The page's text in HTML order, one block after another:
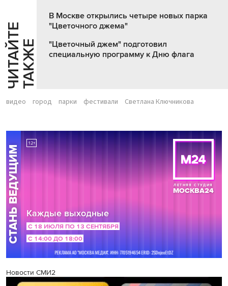
Ч
И
Т
АЙ
Т
Е
Т
А
К
ЖЕ
В Москве открылись четыре новых парка
"Цветочного джема"
"Цветочный джем" подготовил
специальную программу к Дню флага
видео город парки фестивали Светлана Ключникова
Новости СМИ2